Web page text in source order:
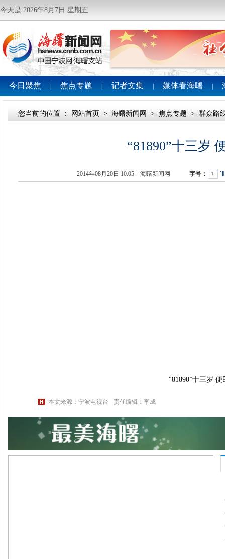
今天是:2026年8月7日 星期五
今日聚焦 焦点专题 记者文集 媒体看海曙
您当前的位置 ： 网站首页 > 海曙新闻网 > 焦点专题 > 群众路
“81890”十三岁
2014年08月20日 10:05 海曙新闻网 字号： T
“81890”十三岁
本文来源：宁波电视台 责任编辑：李成